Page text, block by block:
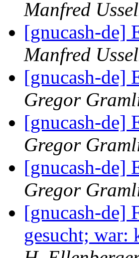
Manfred
[gnucash-de]
Manfred
[gnucash-de]
Gregor
[gnucash-de]
Gregor
[gnucash-de]
Gregor
[gnucash-de]
gesucht; war: